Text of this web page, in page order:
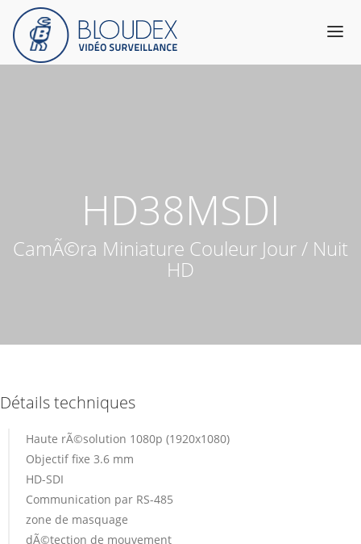
Support
HD38MSDI
CamÃ©ra Miniature Couleur Jour / Nuit
HD
Détails techniques
Haute rÃ©solution 1080p (1920x1080)
Objectif fixe 3.6 mm
HD-SDI
Communication par RS-485
zone de masquage
dÃ©tection de mouvement